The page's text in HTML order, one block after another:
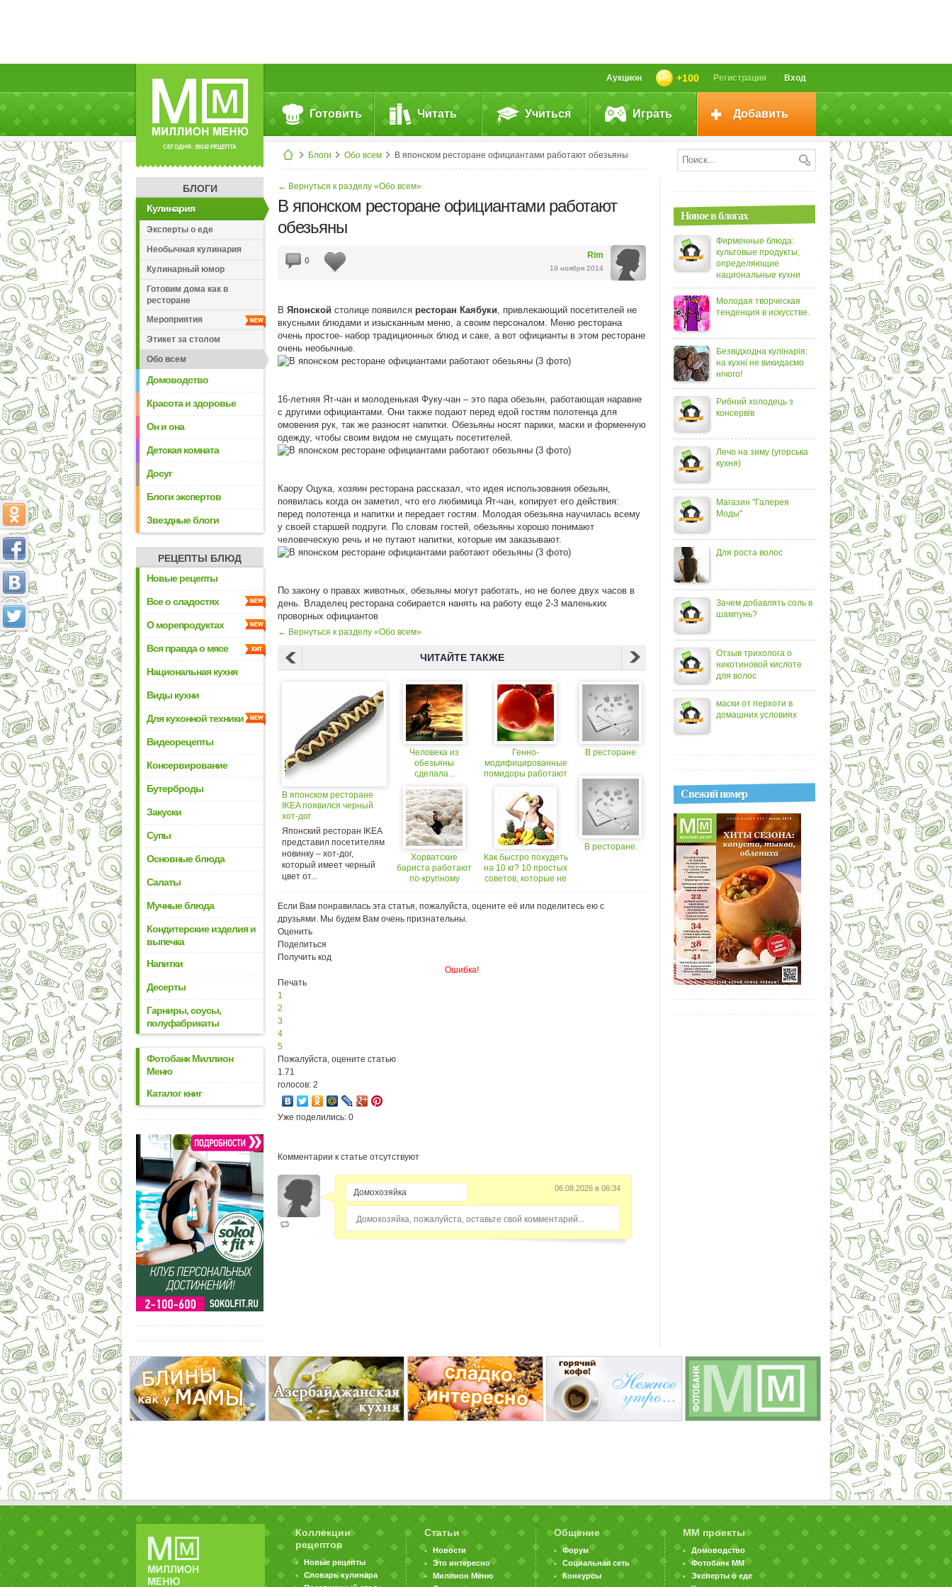
СЕГОДНЯ: 39142 РЕЦЕПТА
Вход
Регистрация
+100
Аукцион
Готовить Читать Учиться Играть Добавить
Блоги Обо всем В японском ресторане официантами работают обезьяны
БЛОГИ
Кулинария
Эксперты о еде
Необычная кулинария
Кулинарный юмор
Готовим дома как в
ресторане
Мероприятия
Этикет за столом
Обо всем
Домоводство
Красота и здоровье
Он и она
Детская комната
Досуг
Блоги экспертов
Звездные блоги
РЕЦЕПТЫ БЛЮД
Новые рецепты
Все о сладостях
О морепродуктах
Вся правда о мясе
Национальная кухня
Виды кухни
Для кухонной техники
Видеорецепты
Консервирование
Бутерброды
Закуски
Супы
Основные блюда
Салаты
Мучные блюда
Кондитерские изделия и
выпечка
Напитки
Десерты
Гарниры, соусы,
полуфабрикаты
Фотобанк Миллион
Меню
Каталог книг
← Вернуться к разделу «Обо всем»
В японском ресторане официантами работают
обезьяны
Rim
19 ноября 2014
0
В Японской столице появился ресторан Каябуки, привлекающий посетителей не
вкусными блюдами и изысканным меню, а своим персоналом. Меню ресторана
очень простое- набор традиционных блюд и саке, а вот официанты в этом ресторане
очень необычные.
16-летняя Ят-чан и молоденькая Фуку-чан – это пара обезьян, работающая наравне
с другими официантами. Они также подают перед едой гостям полотенца для
омовения рук, так же разносят напитки. Обезьяны носят парики, маски и форменную
одежду, чтобы своим видом не смущать посетителей.
Каору Оцука, хозяин ресторана рассказал, что идея использования обезьян,
появилась когда он заметил, что его любимица Ят-чан, копирует его действия:
перед полотенца и напитки и передает гостям. Молодая обезьяна научилась всему
у своей старшей подруги. По словам гостей, обезьяны хорошо понимают
человеческую речь и не путают напитки, которые им заказывают.
По закону о правах животных, обезьяны могут работать, но не более двух часов в
день. Владелец ресторана собирается нанять на работу еще 2-3 маленьких
проворных официантов
← Вернуться к разделу «Обо всем»
ЧИТАЙТЕ ТАКЖЕ
В японском ресторане
IKEA появился черный
хот-дог
Японский ресторан IKEA
представил посетителям
новинку – хот-дог,
который имеет черный
цвет от...
Человека из
обезьяны
сделала...
Хорватские
бариста работают
по-крупному
Генно-
модифицированные
помидоры работают
Как быстро похудеть
на 10 кг? 10 простых
советов, которые не
В ресторане
В ресторане.
Если Вам понравилась эта статья, пожалуйста, оцените её или поделитесь ею с
друзьями. Мы будем Вам очень признательны.
Оценить
Поделиться
Получить код
Ошибка!
Печать
1
2
3
4
5
Пожалуйста, оцените статью
1.71
голосов: 2
Уже поделились: 0
Комментарии к статье отсутствуют
06.08.2026 в 06:34
Домохозяйка, пожалуйста, оставьте свой комментарий...
Новое в блогах
Фирменные блюда:
культовые продукты,
определяющие
национальные кухни
Молодая творческая
тенденция в искусстве.
Безвідходна кулінарія:
на кухні не викидаємо
нічого!
Рибний холодець з
консервів
Лечо на зиму (угорська
кухня)
Магазин "Галерея
Моды"
Для роста волос
Зачем добавлять соль в
шампунь?
Отзыв трихолога о
никотиновой кислоте
для волос
маски от перхоти в
домашних условиях
Свежий номер
Коллекции
рецептов
Новые рецепты
Словарь кулинара
Статьи
Новости
Это интересно
Миллион Меню
Общение
Форум
Социальная сеть
Конкурсы
ММ проекты
Домоводство
Фотобанк ММ
Эксперты о еде